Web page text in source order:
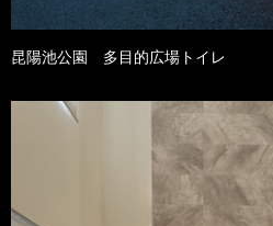
昆陽池公園 多目的広場トイレ